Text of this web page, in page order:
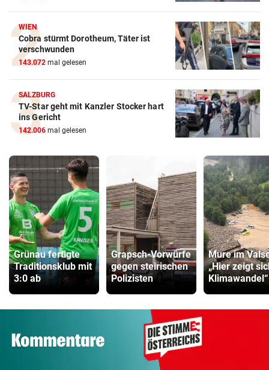
WIEN
Cobra stürmt Dorotheum, Täter ist
verschwunden
143.072 mal gelesen
SALZBURG
TV-Star geht mit Kanzler Stocker hart
ins Gericht
142.006 mal gelesen
Grünau fertigte
Traditionsklub mit
3:0 ab
Grapsch-Vorwürfe
gegen steirischen
Polizisten
Mure im
„Hier zeigt
Klimawandel“